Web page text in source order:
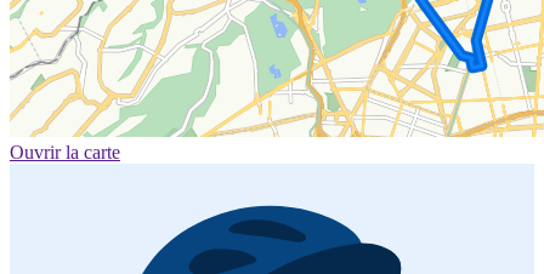
Ouvrir la carte